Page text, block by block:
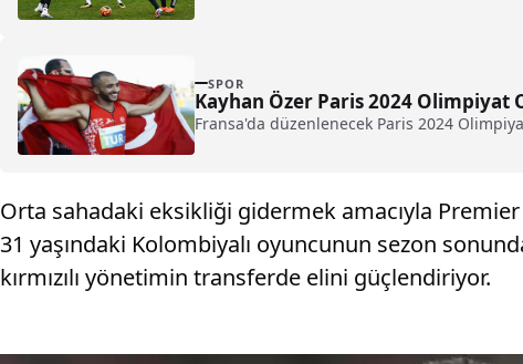
SPOR
Kayhan Özer Paris 2024 Olimpiyat
Fransa'da düzenlenecek Paris 2024
Orta sahadaki eksikliği gidermek amacıyla Premier
31 yaşındaki Kolombiyalı oyuncunun sezon
kırmızılı yönetimin transferde elini güçlendiriyor.